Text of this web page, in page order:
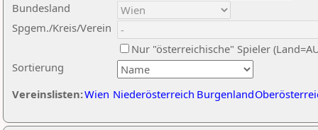
Sortierung
Bundesland
Spgem./Kreis/Verein
Nur "österreichische" Spieler
Vereinslisten:Wien Niederösterreich Burgenland